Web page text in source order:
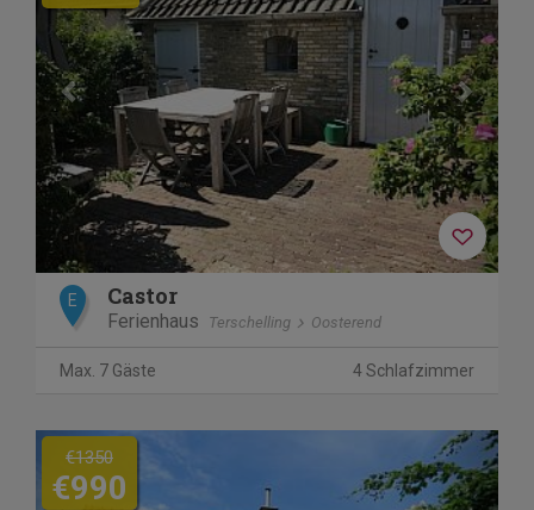
E Castor
Ferienhaus Terschelling Oosterend
Max. 7 Gäste 4 Schlafzimmer
Previous Next
€1350
€990